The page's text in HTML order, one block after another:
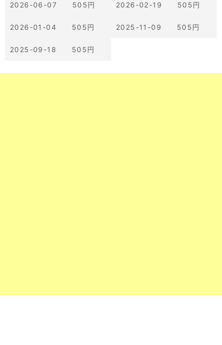
2026-06-07 505円 2026-02-19 505円
2026-01-04 505円 2025-11-09 505円
2025-09-18 505円